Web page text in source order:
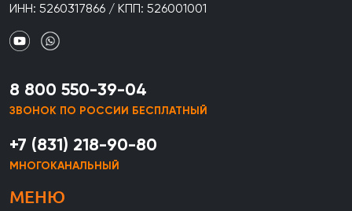
ИНН: 5260317866 / КПП: 526001001
8 800 550-39-04
ЗВОНОК ПО РОССИИ БЕСПЛАТНЫЙ
+7 (831) 218-90-80
МНОГОКАНАЛЬНЫЙ
МЕНЮ